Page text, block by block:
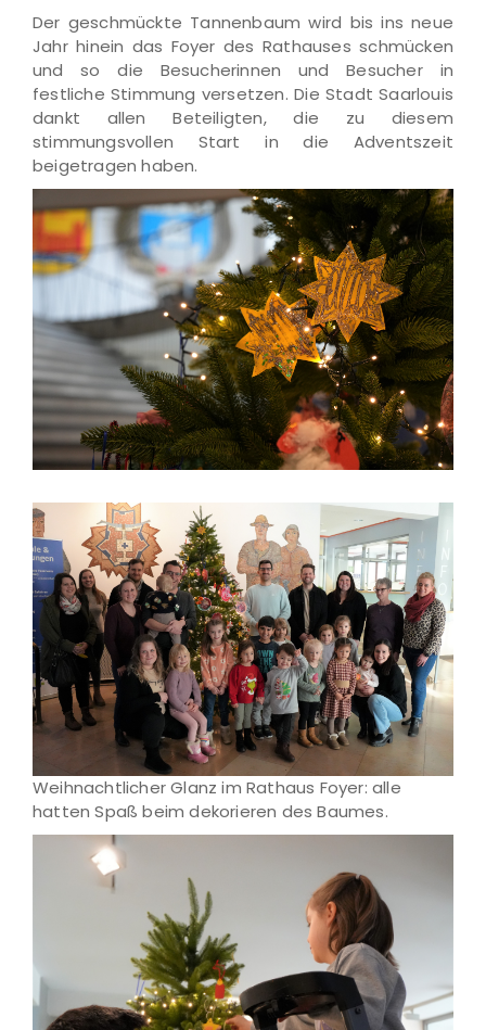
Der geschmückte Tannenbaum wird bis ins neue
Jahr hinein das Foyer des Rathauses schmücken
und so die Besucherinnen und Besucher in
festliche Stimmung versetzen. Die Stadt Saarlouis
dankt allen Beteiligten, die zu diesem
stimmungsvollen Start in die Adventszeit
beigetragen haben.
Weihnachtlicher Glanz im Rathaus Foyer: alle
hatten Spaß beim dekorieren des Baumes.